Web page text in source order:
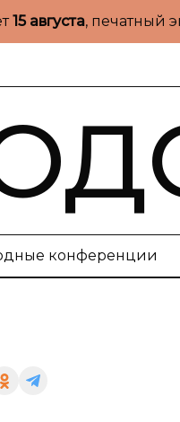
15 августа, печатный
конференции